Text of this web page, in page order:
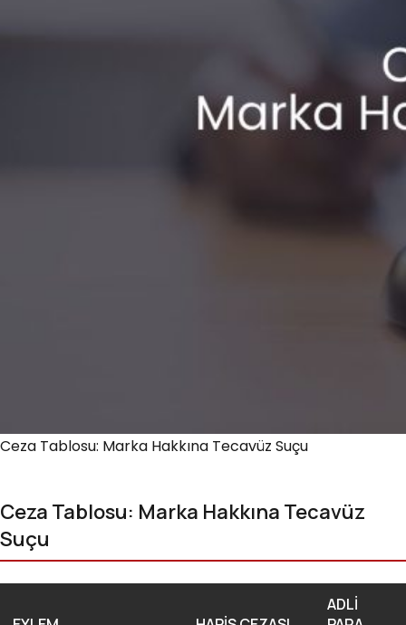
Ceza Tablosu: Marka Hakkına Tecavüz Suçu
Ceza Tablosu: Marka Hakkına Tecavüz
Suçu
ADLI